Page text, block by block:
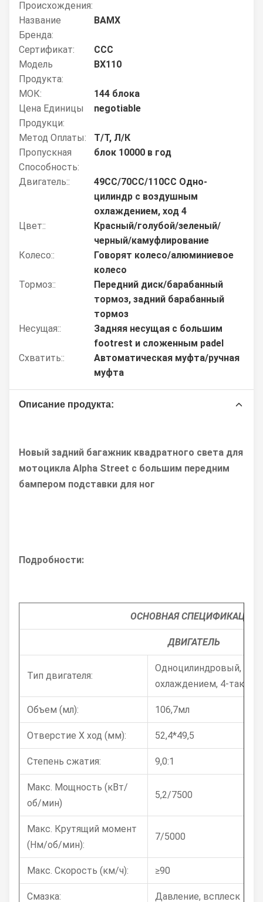
Происхождения:
Название
Бренда:
BAMX
Сертификат:
CCC
Модель
Продукта:
BX110
МОК:
144 блока
Цена Единицы
Продукци:
negotiable
Метод Оплаты:
Т/Т, Л/К
Пропускная
Способность:
блок 10000 в год
Двигатель::
49CC/70CC/110CC Одно-
цилиндр с воздушным
охлаждением, ход 4
Цвет::
Красный/голубой/зеленый/
черный/камуфлирование
Колесо::
Говорят колесо/алюминиевое
колесо
Тормоз::
Передний диск/барабанный
тормоз, задний барабанный
тормоз
Несущая::
Задняя несущая с большим
footrest и сложенным padel
Схватить::
Автоматическая муфта/ручная
муфта
Описание продукта:
Новый задний багажник квадратного света для
мотоцикла Alpha Street с большим передним
бампером подставки для ног
Подробности:
ОСНОВНАЯ СПЕЦИФИКАЦИЯ
ДВИГАТЕЛЬ
Тип двигателя:
Одноцилиндровый, с
охлаждением, 4-
Объем (мл): 106,7мл
Отверстие X ход ​​(мм): 52,4*49,5
Степень сжатия: 9,0:1
Макс. Мощность (кВт/
об/мин)
5,2/7500
Макс. Крутящий момент
(Нм/об/мин):
7/5000
Макс. Скорость (км/ч): ≥90
Смазка: Давление, всплеск